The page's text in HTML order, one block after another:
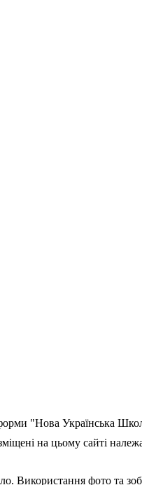
"Нова Українська
на цьому сайті
Використання фото та